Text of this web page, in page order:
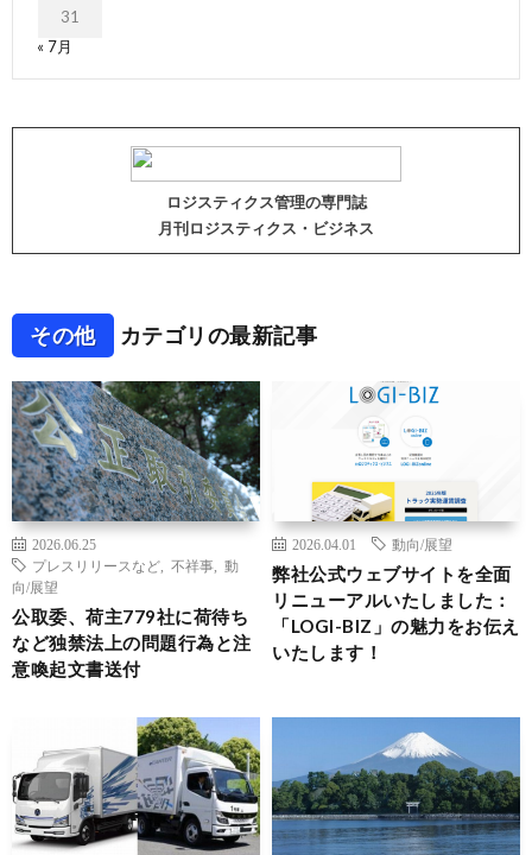
31
« 7月
ロジスティクス管理の専門誌
月刊ロジスティクス・ビジネス
その他 カテゴリの最新記事
2026.06.25
プレスリリースなど
不祥事
動
向/展望
公取委、荷主779社に荷待ち
など独禁法上の問題行為と注
意喚起文書送付
2026.04.01 動向/展望
弊社公式ウェブサイトを全面
リニューアルいたしました：
「LOGI-BIZ」の魅力をお伝え
いたします！